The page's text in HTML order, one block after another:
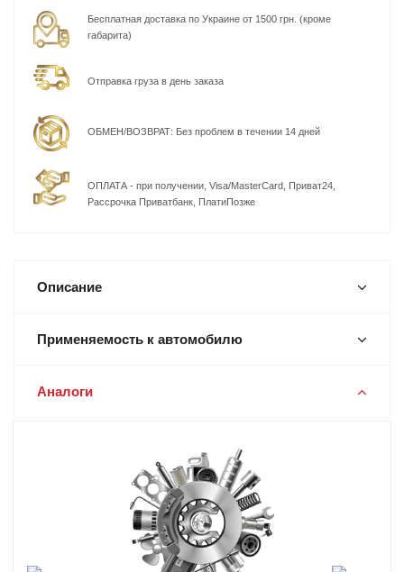
Бесплатная доставка по Украине от 1500 грн. (кроме
габарита)
Отправка груза в день заказа
ОБМЕН/ВОЗВРАТ: Без проблем в течении 14 дней
ОПЛАТА - при получении, Visa/MasterCard, Приват24,
Рассрочка Приватбанк, ПлатиПозже
Описание
Применяемость к автомобилю
Аналоги